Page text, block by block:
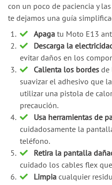
con un poco de paciencia y
te dejamos una guía
Apaga tu Moto E13
Descarga la
evitar daños en los
Calienta los bordes de
suavizar el adhesivo que
utilizar una pistola de
precaución.
Usa herramientas de
cuidadosamente la
teléfono.
Retira la pantalla
cuidado los cables flex
Limpia cualquier